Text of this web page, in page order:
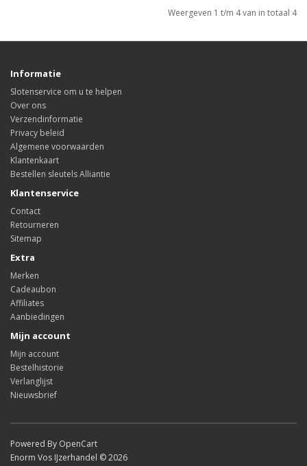
Weergeven 1 t/m 4 van in totaal 4
Informatie
Slotenservice om u te helpen
Over ons
Verzendinformatie
Privacy beleid
Algemene voorwaarden
Klantenkaart
Bestellen sleutels Alliantie
Klantenservice
Contact
Retourneren
Sitemap
Extra
Merken
Cadeaubon
Affiliates
Aanbiedingen
Mijn account
Mijn account
Bestelhistorie
Verlanglijst
Nieuwsbrief
Powered By OpenCart
Enorm Vos IJzerhandel © 2026